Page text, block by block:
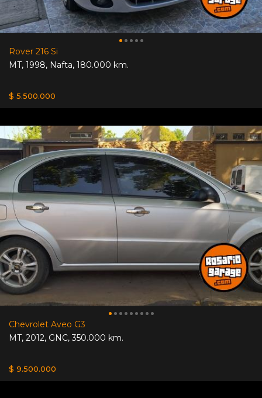
Rover 216 Si
MT, 1998, Nafta, 180.000 km.
$ 5.500.000
Chevrolet Aveo G3
MT, 2012, GNC,350.000 km.
$ 9.500.000